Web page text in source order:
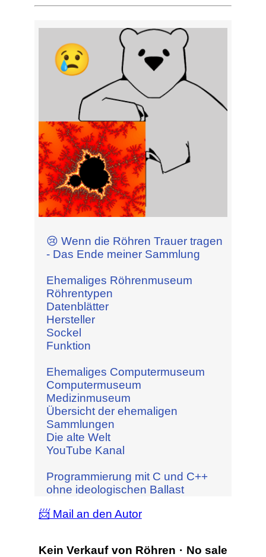
😢 Wenn die Röhren Trauer tragen
- Das Ende meiner Sammlung
Ehemaliges Röhrenmuseum
Röhrentypen
Datenblätter
Hersteller
Sockel
Funktion
Ehemaliges Computermuseum
Computermuseum
Medizinmuseum
Übersicht der ehemaligen
Sammlungen
Die alte Welt
YouTube Kanal
Programmierung mit C und C++
ohne ideologischen Ballast
📨 Mail an den Autor
Kein Verkauf von Röhren · No sale